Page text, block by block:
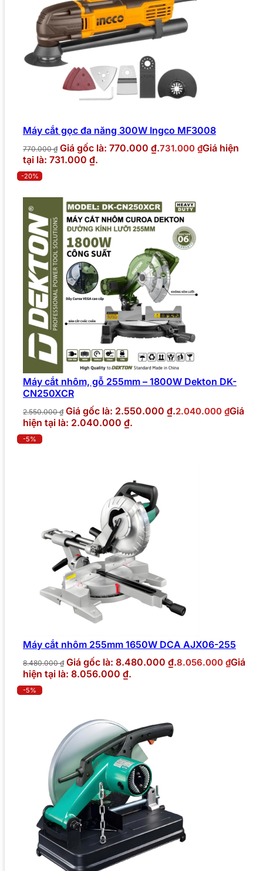
Máy cắt gọc đa năng 300W Ingco MF3008
770.000₫ Giá gốc là: 770.000 ₫.731.000 ₫Giá hiện
tại là: 731.000 ₫.
-20%
Máy cắt nhôm, gỗ 255mm – 1800W Dekton DK-
CN250XCR
2.550.000₫ Giá gốc là: 2.550.000 ₫.2.040.000 ₫Giá
hiện tại là: 2.040.000 ₫.
-5%
Máy cắt nhôm 255mm 1650W DCA AJX06-255
8.480.000₫ Giá gốc là: 8.480.000 ₫.8.056.000 ₫Giá
hiện tại là: 8.056.000 ₫.
-5%